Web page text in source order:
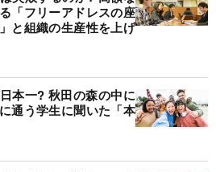
「フリーアドレスの座
と組織の生産性を上げ
本一? 秋田の森の中に
通う学生に聞いた「本